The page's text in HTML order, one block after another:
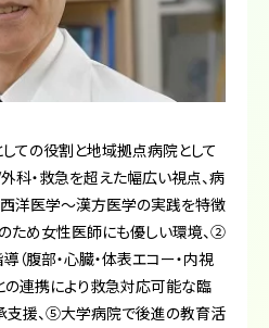
ての役割と地域拠点病院として
科・救急を超えた幅広い視点、病
洋医学～漢方医学の実践を特徴
ため女性医師にも優しい環境、②
腹部・心臓・体表エコー・内視
の連携により救急対応可能な臨
支援、⑤大学病院で後進の教育活